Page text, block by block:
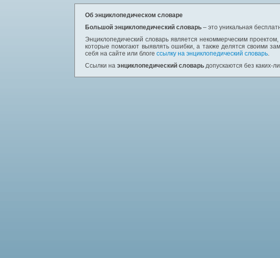
Об энциклопедическом словаре
Большой энциклопедический словарь – это уникальная
Энциклопедический словарь является некоммерческим
которые помогают выявлять ошибки, а также делятся своими
себя на сайте или блоге ссылку на энциклопедический словарь.
Ссылки на энциклопедический словарь допускаются без каких-